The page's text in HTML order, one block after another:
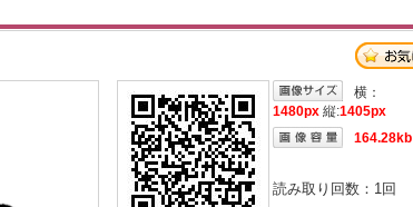
横：
1480px 縦:1405px
164.28kb
読み取り回数： 1回